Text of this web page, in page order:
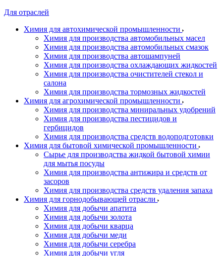
Для отраслей
Химия для автохимической промышленности
Химия для производства автомобильных масел
Химия для производства автомобильных смазок
Химия для производства автошампуней
Химия для производства охлаждающих жидкостей
Химия для производства очистителей стекол и
салона
Химия для производства тормозных жидкостей
Химия для агрохимической промышленности
Химия для производства миниральных удобрений
Химия для производства пестицидов и
гербицидов
Химия для производства средств водоподготовки
Химия для бытовой химической промышленности
Сырье для производства жидкой бытовой химии
для мытья посуды
Химия для производства антижира и средств от
засоров
Химия для производства средств удаления запаха
Химия для горнодобывающей отрасли
Химия для добычи апатита
Химия для добычи золота
Химия для добычи кварца
Химия для добычи меди
Химия для добычи серебра
Химия для добычи угля